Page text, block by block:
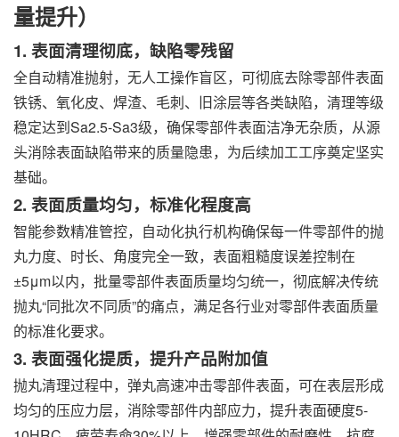
量提升）
1. 表面清理彻底，缺陷零残留
全自动精准抛射，无人工操作盲区，可彻底去除零部件表面
铁锈、氧化皮、焊渣、毛刺、旧涂层等各类缺陷，清理等级
稳定达到Sa2.5-Sa3级，确保零部件表面洁净无杂质，从源
头消除表面缺陷带来的质量隐患，为后续加工工序奠定坚实
基础。
2. 表面质量均匀，标准化程度高
智能参数精准管控，自动化执行机构确保每一件零部件的抛
丸力度、时长、角度完全一致，表面粗糙度误差控制在
±5μm以内，批量零部件表面质量均匀统一，彻底解决传统
抛丸“同批次不同质”的痛点，满足各行业对零部件表面质量
的标准化要求。
3. 表面强化提质，提升产品附加值
抛丸清理过程中，弹丸高速冲击零部件表面，可在表层形成
均匀的压应力层，消除零部件内部应力，提升表面硬度5-